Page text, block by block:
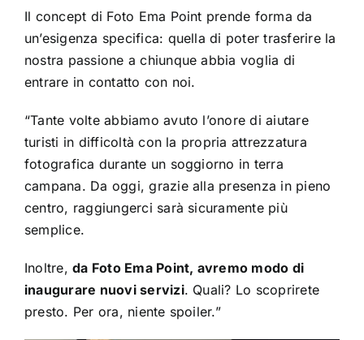
Il concept di Foto Ema Point prende forma da
un’esigenza specifica: quella di poter trasferire la
nostra passione a chiunque abbia voglia di
entrare in contatto con noi.
“Tante volte abbiamo avuto l’onore di aiutare
turisti in difficoltà con la propria attrezzatura
fotografica durante un soggiorno in terra
campana. Da oggi, grazie alla presenza in pieno
centro, raggiungerci sarà sicuramente più
semplice.
Inoltre,da Foto Ema Point, avremo modo di
inaugurare nuovi servizi. Quali? Lo scoprirete
presto. Per ora, niente spoiler.”